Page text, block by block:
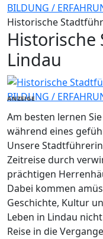
BILDUNG /
Historische
Lindau
BILDUNG /
ANZEIGE
Am besten lernen
während eines
Unsere
Zeitreise durch
prächtigen
Dabei kommen
Geschichte, Kultur
Leben in Lindau
Reise in die